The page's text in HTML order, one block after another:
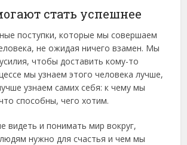
стать успешнее
поступки, которые мы совершаем
не ожидая ничего взамен. Мы
чтобы доставить кому-то
мы узнаем этого человека лучше,
узнаем самих себя: к чему мы
способны, чего хотим.
видеть и понимать мир вокруг,
нужно для счастья и чем мы